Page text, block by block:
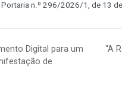
n.º 296/2026/1, de 13
Digital para um
de
“A